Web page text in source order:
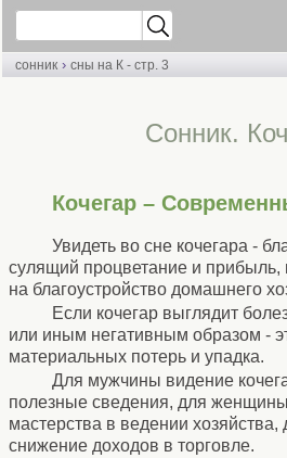
сонник › сны на К - стр. 3
Сонник.
Кочегар –
Увидеть во сне кочегара -
сулящий процветание и прибыль,
на благоустройство домашнего
Если кочегар выглядит
или иным негативным образом -
материальных потерь и упадка.
Для мужчины видение
полезные сведения, для женщины
мастерства в ведении хозяйства,
снижение доходов в торговле.